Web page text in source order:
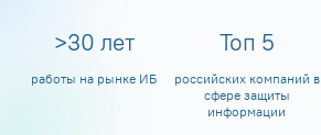
>30 лет
работы на рынке ИБ
Топ 5
российских компаний в
сфере защиты
информации